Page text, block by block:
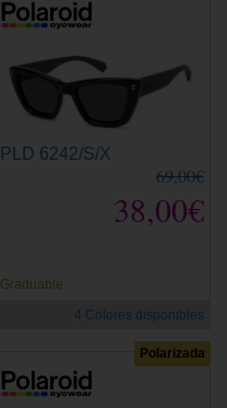
PLD 6242/S/X
69,00€
38,00€
Graduable
4 Colores disponibles
Polarizada